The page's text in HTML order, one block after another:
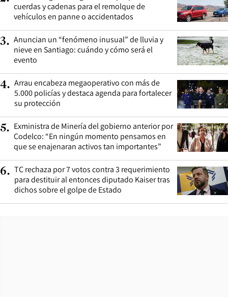
cuerdas y cadenas para el remolque de
vehículos en panne o accidentados
3. Anuncian un “fenómeno inusual” de lluvia y
nieve en Santiago: cuándo y cómo será el
evento
4. Arrau encabeza megaoperativo con más de
5.000 policías y destaca agenda para fortalecer
su protección
5. Exministra de Minería del gobierno anterior por
Codelco: “En ningún momento pensamos en
que se enajenaran activos tan importantes”
6. TC rechaza por 7 votos contra 3 requerimiento
para destituir al entonces diputado Kaiser tras
dichos sobre el golpe de Estado